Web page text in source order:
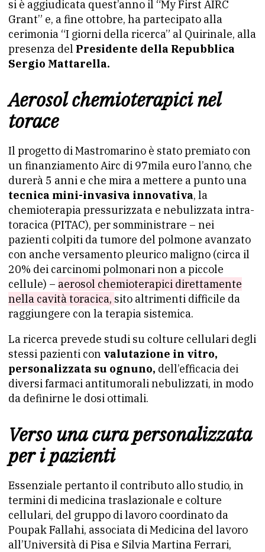
si è aggiudicata quest’anno il “My First AIRC
Grant” e, a fine ottobre, ha partecipato alla
cerimonia “I giorni della ricerca” al Quirinale, alla
presenza del Presidente della Repubblica
Sergio Mattarella.
Aerosol chemioterapici nel
torace
Il progetto di Mastromarino è stato premiato con
un finanziamento Airc di 97mila euro l’anno, che
durerà 5 anni e che mira a mettere a punto una
tecnica mini-invasiva innovativa, la
chemioterapia pressurizzata e nebulizzata intra-
toracica (PITAC), per somministrare – nei
pazienti colpiti da tumore del polmone avanzato
con anche versamento pleurico maligno (circa il
20% dei carcinomi polmonari non a piccole
cellule) – aerosol chemioterapici direttamente
nella cavità toracica, sito altrimenti difficile da
raggiungere con la terapia sistemica.
La ricerca prevede studi su colture cellulari degli
stessi pazienti con valutazione in vitro,
personalizzata su ognuno, dell’efficacia dei
diversi farmaci antitumorali nebulizzati, in modo
da definirne le dosi ottimali.
Verso una cura personalizzata
per i pazienti
Essenziale pertanto il contributo allo studio, in
termini di medicina traslazionale e colture
cellulari, del gruppo di lavoro coordinato da
Poupak Fallahi, associata di Medicina del lavoro
all’Università di Pisa e Silvia Martina Ferrari,